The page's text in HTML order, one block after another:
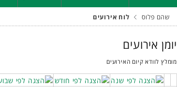
שהם פלוס לוח אירועים
יומן אירועים
מומלץ לוודא קיום האירועים